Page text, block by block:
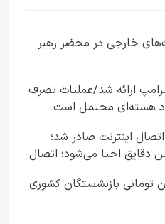
خارجی در محضر رهبر
ارائه شد/عملیات تصرف
هسته‌ای محتمل است
اینترنت صادر شد؛
دقایق احیا می‌شود؛ اتصال
وام ۷۵ میلیون تومانی بازنشستگان کشوری